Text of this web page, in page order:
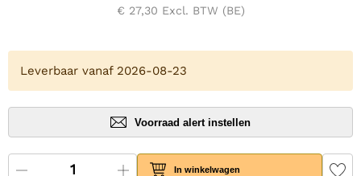
€ 27,30 Excl. BTW (BE)
Leverbaar vanaf 2026-08-23
Voorraad alert instellen
In winkelwagen